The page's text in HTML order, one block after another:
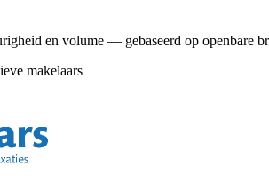
en volume — gebaseerd op openbare
makelaars